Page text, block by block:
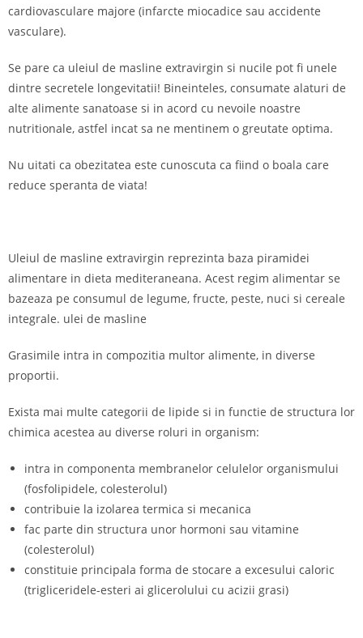
cardiovasculare majore (infarcte miocadice sau accidente
vasculare).
Se pare ca uleiul de masline extravirgin si nucile pot fi unele
dintre secretele longevitatii! Bineinteles, consumate alaturi de
alte alimente sanatoase si in acord cu nevoile noastre
nutritionale, astfel incat sa ne mentinem o greutate optima.
Nu uitati ca obezitatea este cunoscuta ca fiind o boala care
reduce speranta de viata!
Uleiul de masline extravirgin reprezinta baza piramidei
alimentare in dieta mediteraneana. Acest regim alimentar se
bazeaza pe consumul de legume, fructe, peste, nuci si cereale
integrale. ulei de masline
Grasimile intra in compozitia multor alimente, in diverse
proportii.
Exista mai multe categorii de lipide si in functie de structura lor
chimica acestea au diverse roluri in organism:
intra in componenta membranelor celulelor organismului
(fosfolipidele, colesterolul)
contribuie la izolarea termica si mecanica
fac parte din structura unor hormoni sau vitamine
(colesterolul)
constituie principala forma de stocare a excesului caloric
(trigliceridele-esteri ai glicerolului cu acizii grasi)